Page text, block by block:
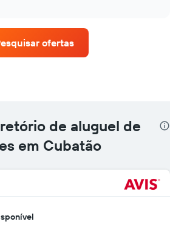
ofertas
de aluguel de
em Cubatão